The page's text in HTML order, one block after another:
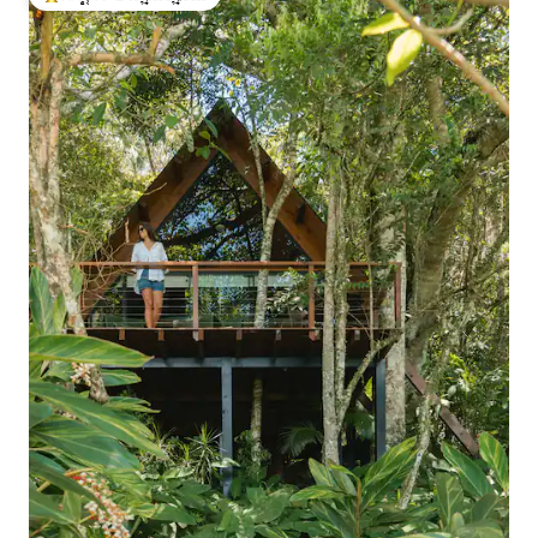
ಗೆಸ್ಟ್‌ಗಳಿಗೆ ಅತಿ ಹೆಚ್ಚು ಅಚ್ಚುಮೆಚ್ಚಿನದು